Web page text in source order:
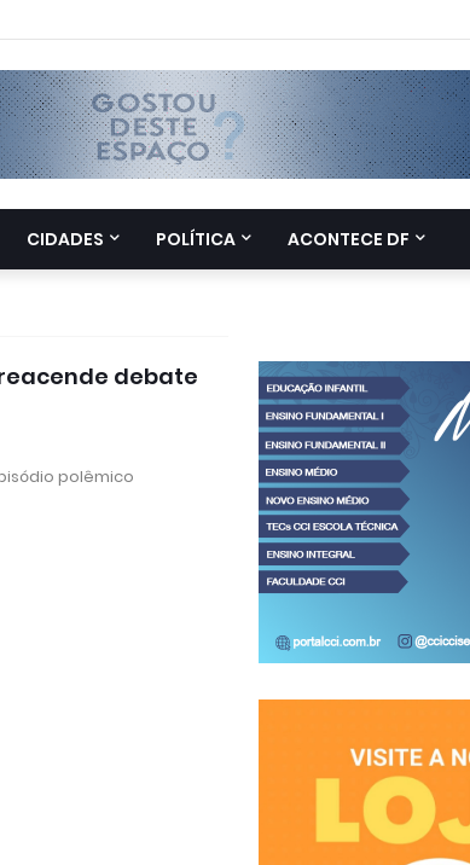
CIDADES POLÍTICA ACONTECE DF
debate
polêmico